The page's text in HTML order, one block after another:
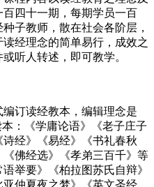
四十一期，每期学员一百
子教师，散在社会各阶层，
经理念的简单易行，成效之
听人转述，即可教学。
订读经教本，编辑理念是
：《学庸论语》《老子庄子
诗经》《易经》《书礼春秋
佛经选》《孝弟三百千》等
举要》《柏拉图苏氏自辩》
亚仲夏夜之梦》《英文圣经